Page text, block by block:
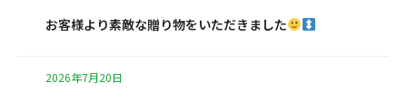
お客様より素敵な贈り物をいただきました
2026年7月20日